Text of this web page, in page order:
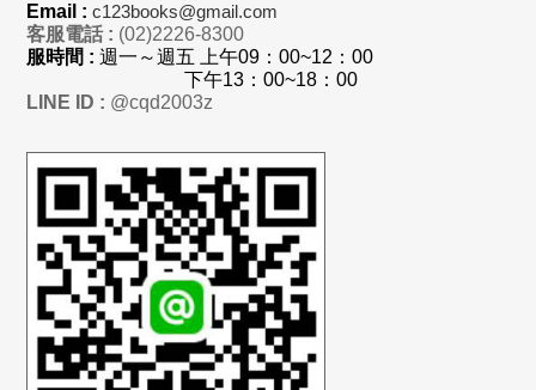
Email :c123books@gmail.com
客服電話 : (02)2226-8300
服時間 :週一～週五 上午09：00~12：00
下午13：00~18：00
LINE ID : @cqd2003z